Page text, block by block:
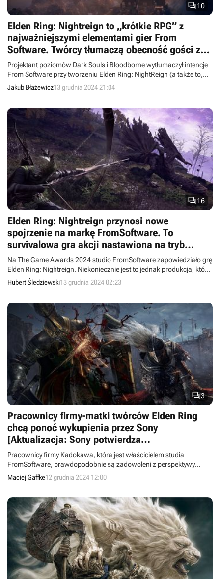
10
Elden Ring: Nightreign to „krótkie RPG” z
najważniejszymi elementami gier From
Software. Twórcy tłumaczą obecność gości z
innych gier
Projektant poziomów Dark Souls i Bloodborne wytłumaczył intencje
From Software przy tworzeniu Elden Ring: NightReign (a także to,
jak pogodzić gości z innych serii z tłem fabularnym Ziemi Pomiędzy).
Jakub Błażewicz13 grudnia 2024 21:04
16
Elden Ring: Nightreign przynosi nowe
spojrzenie na markę FromSoftware. To
survivalowa gra akcji nastawiona na tryb
multiplayer
Na The Game Awards 2024 studio FromSoftware zapowiedziało grę
Elden Ring: Nightreign. Niekoniecznie jest to jednak produkcja, której
spodziewała się społeczność.
Hubert Śledziewski13 grudnia 2024 02:23
3
Pracownicy firmy-matki twórców Elden Ring
chcą ponoć wykupienia przez Sony
[Aktualizacja: Sony potwierdza
zainteresowanie Kadokawą]
Pracownicy firmy Kadokawa, która jest właścicielem studia
FromSoftware, prawdopodobnie są zadowoleni z perspektywy
przejęcia. Sony potwierdziło ten zamiar.
Maciej Gaffke12 grudnia 2024 12:00